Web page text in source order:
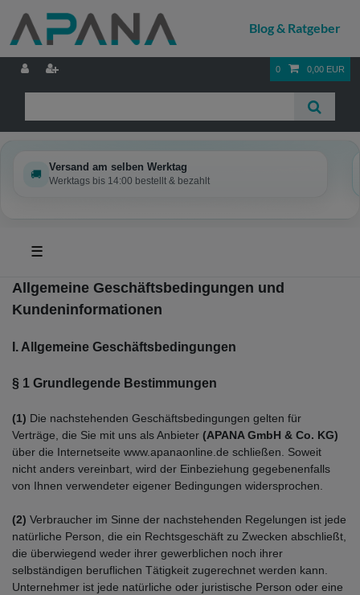
0 0,00 EUR
🚚
Versand am selben Werktag
Werktags bis 14:00 bestellt & bezahlt
☰
Allgemeine Geschäftsbedingungen und
Kundeninformationen
I. Allgemeine Geschäftsbedingungen
§ 1 Grundlegende Bestimmungen
(1) Die nachstehenden Geschäftsbedingungen gelten für
Verträge, die Sie mit uns als Anbieter (APANA GmbH & Co. KG)
über die Internetseite www.apanaonline.de schließen. Soweit
nicht anders vereinbart, wird der Einbeziehung gegebenenfalls
von Ihnen verwendeter eigener Bedingungen widersprochen.
(2) Verbraucher im Sinne der nachstehenden Regelungen ist jede
natürliche Person, die ein Rechtsgeschäft zu Zwecken abschließt,
die überwiegend weder ihrer gewerblichen noch ihrer
selbständigen beruflichen Tätigkeit zugerechnet werden kann.
Unternehmer ist jede natürliche oder juristische Person oder eine